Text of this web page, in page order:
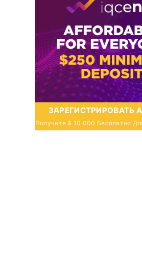
ЗАРЕГИСТРИРОВАТЬ
Получите $ 10 000 Бесплатно